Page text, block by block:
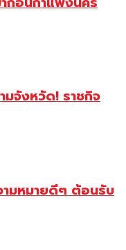
มจังหวัด! ราชกิจ
มหมายดีๆ ต้อนรับ